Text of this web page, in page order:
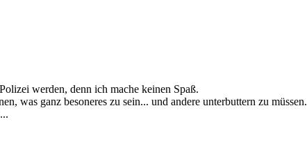
werden, denn ich mache keinen Spaß.
was ganz besoneres zu sein... und andere unterbuttern zu müssen.